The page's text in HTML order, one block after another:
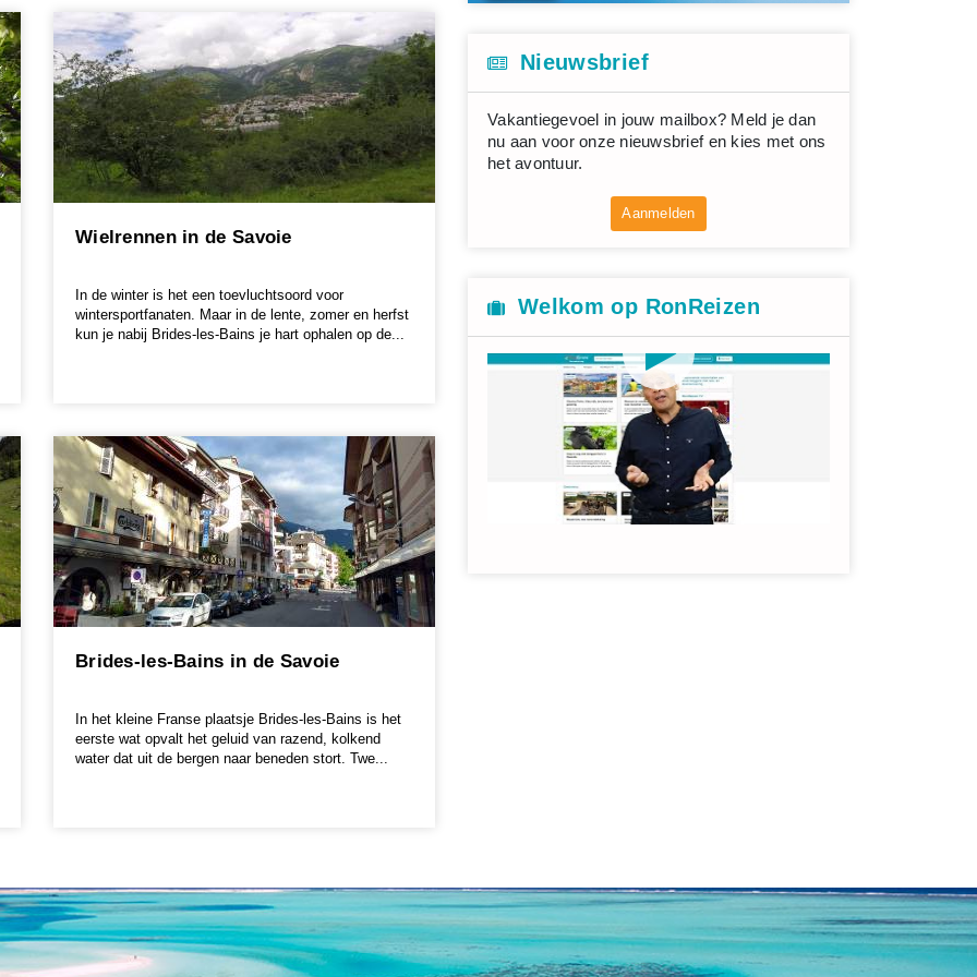
Wielrennen in de Savoie
In de winter is het een toevluchtsoord voor
wintersportfanaten. Maar in de lente, zomer en herfst
kun je nabij Brides-les-Bains je hart ophalen op de...
Brides-les-Bains in de Savoie
In het kleine Franse plaatsje Brides-les-Bains is het
eerste wat opvalt het geluid van razend, kolkend
water dat uit de bergen naar beneden stort. Twe...
Nieuwsbrief
Vakantiegevoel in jouw mailbox? Meld je dan
nu aan voor onze nieuwsbrief en kies met ons
het avontuur.
Aanmelden
Welkom op RonReizen